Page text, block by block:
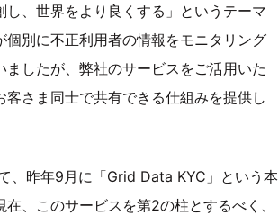
、世界をより良くする」というテーマ
別に不正利用者の情報をモニタリング
したが、弊社のサービスをご活用いた
さま同士で共有できる仕組みを提供し
、昨年9月に「Grid Data KYC」という本
、このサービスを第2の柱とするべく、